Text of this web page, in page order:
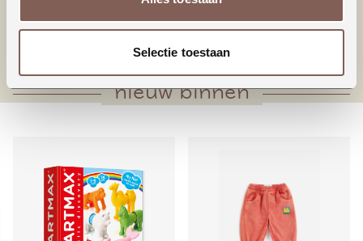
Selectie toestaan
* Zakje voorop
* Taps toelopende pijpen
nieuw binnen